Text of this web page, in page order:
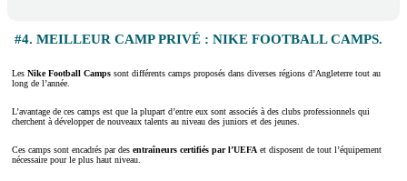
#4. MEILLEUR CAMP PRIVÉ : NIKE FOOTBALL CAMPS.
Les Nike Football Camps sont différents camps proposés dans diverses régions d’Angleterre tout au
long de l’année.
L’avantage de ces camps est que la plupart d’entre eux sont associés à des clubs professionnels qui
cherchent à développer de nouveaux talents au niveau des juniors et des jeunes.
Ces camps sont encadrés par des entraîneurs certifiés par l’UEFA et disposent de tout l’équipement
nécessaire pour le plus haut niveau.